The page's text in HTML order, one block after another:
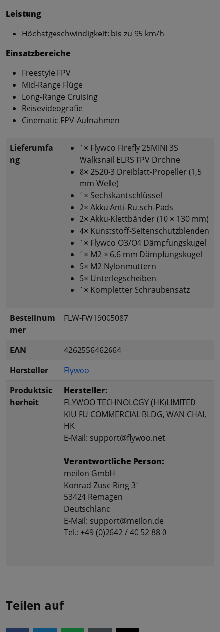
Leistung
Höchstgeschwindigkeit: bis zu 95 km/h
Einsatzbereiche
Freestyle FPV
Mid-Range Flüge
Long-Range Cruising
Reisevideografie
Cinematic FPV-Aufnahmen
Lieferumfa
ng
1× Flywoo Firefly 25MINI 3S
Walksnail ELRS FPV Drohne
8× 2520-3 Dreiblatt-Propeller (1,5
mm Welle)
1× Sechskantschlüssel
2× Akku Anti-Rutsch-Pads
2× Akku-Klettbänder (10 × 130 mm)
4× Kunststoff-Seitenschutzblenden
1× Flywoo O3/O4 Dämpfungskugel
1× M2 × 6,6 mm Dämpfungskugel
5× M2 Nylonmuttern
5× Unterlegscheiben
1× Kompletter Schraubensatz
Bestellnum
mer
FLW-FW19005087
EAN
4262556462664
Hersteller
Flywoo
Produktsic
herheit
Hersteller:
FLYWOO TECHNOLOGY (HK)LIMITED
KIU FU COMMERCIAL BLDG, WAN CHAI,
HK
E-Mail: support@flywoo.net
Verantwortliche Person:
meilon GmbH
Konrad Zuse Ring 31
53424 Remagen
Deutschland
E-Mail: support@meilon.de
Tel.: +49 (0)2642 / 40 52 88 0
Teilen auf